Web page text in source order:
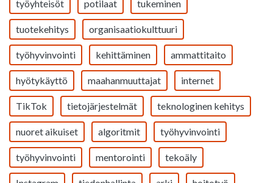
työyhteisöt potilaat tukeminen
tuotekehitys organisaatiokulttuuri
työhyvinvointi kehittäminen ammattitaito
hyötykäyttö maahanmuuttajat internet
TikTok tietojärjestelmät teknologinen kehitys
nuoret aikuiset algoritmit työhyvinvointi
työhyvinvointi mentorointi tekoäly